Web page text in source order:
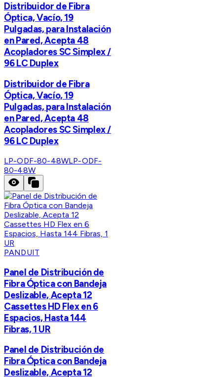
Distribuidor de Fibra
Óptica, Vacío, 19
Pulgadas, para Instalación
en Pared, Acepta 48
Acopladores SC Simplex /
96 LC Duplex
Distribuidor de Fibra
Óptica, Vacío, 19
Pulgadas, para Instalación
en Pared, Acepta 48
Acopladores SC Simplex /
96 LC Duplex
LP-ODF-80-48WLP-ODF-
80-48W
PANDUIT
Panel de Distribución de
Fibra Óptica con Bandeja
Deslizable, Acepta 12
Cassettes HD Flex en 6
Espacios, Hasta 144
Fibras, 1 UR
Panel de Distribución de
Fibra Óptica con Bandeja
Deslizable, Acepta 12